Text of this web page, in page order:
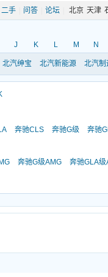
二手 问答 论坛 北京 天津
J K L M N
北汽绅宝 北汽新能源 北汽制
奔驰CLS 奔驰G级 奔驰
奔驰G级AMG 奔驰GLA级